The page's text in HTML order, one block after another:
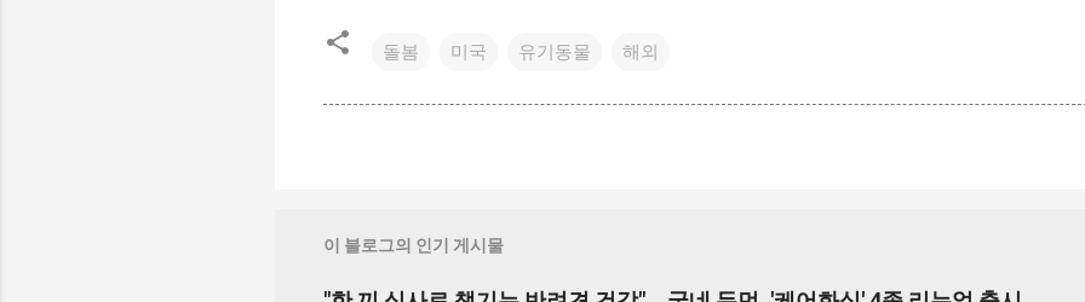
돌봄 미국 유기동물 해외
이 블로그의 인기 게시물